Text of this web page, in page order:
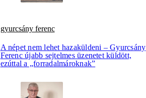
gyurcsány ferenc
A népet nem lehet hazaküldeni – Gyurcsány
Ferenc újabb sejtelmes üzenetet küldött,
ezúttal a „forradalmároknak”